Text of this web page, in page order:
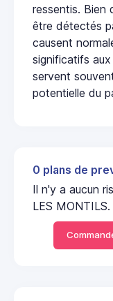
ressentis. Bien
être détectés
causent
significatifs
servent
potentielle du
0 plans de
Il n'y a aucun
LES MONTILS.